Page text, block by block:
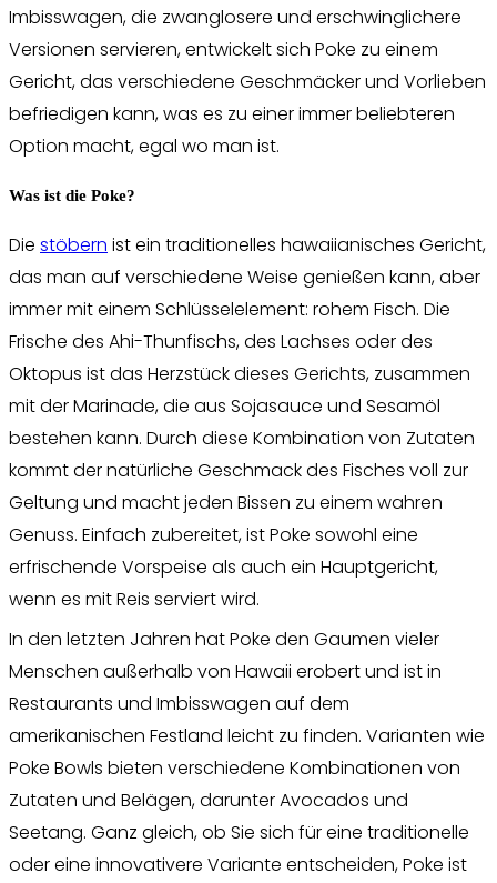
Imbisswagen, die zwanglosere und erschwinglichere
Versionen servieren, entwickelt sich Poke zu einem
Gericht, das verschiedene Geschmäcker und Vorlieben
befriedigen kann, was es zu einer immer beliebteren
Option macht, egal wo man ist.
Was ist die Poke?
Die stöbern ist ein traditionelles hawaiianisches Gericht,
das man auf verschiedene Weise genießen kann, aber
immer mit einem Schlüsselelement: rohem Fisch. Die
Frische des Ahi-Thunfischs, des Lachses oder des
Oktopus ist das Herzstück dieses Gerichts, zusammen
mit der Marinade, die aus Sojasauce und Sesamöl
bestehen kann. Durch diese Kombination von Zutaten
kommt der natürliche Geschmack des Fisches voll zur
Geltung und macht jeden Bissen zu einem wahren
Genuss. Einfach zubereitet, ist Poke sowohl eine
erfrischende Vorspeise als auch ein Hauptgericht,
wenn es mit Reis serviert wird.
In den letzten Jahren hat Poke den Gaumen vieler
Menschen außerhalb von Hawaii erobert und ist in
Restaurants und Imbisswagen auf dem
amerikanischen Festland leicht zu finden. Varianten wie
Poke Bowls bieten verschiedene Kombinationen von
Zutaten und Belägen, darunter Avocados und
Seetang. Ganz gleich, ob Sie sich für eine traditionelle
oder eine innovativere Variante entscheiden, Poke ist